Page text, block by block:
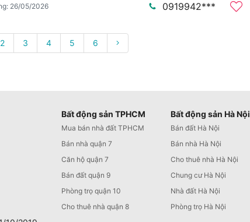
26/05/2026 0919942***
2 3 4 5 6
Bất động sản TPHCM
Mua bán nhà đất TPHCM
Bán nhà quận 7
Căn hộ quận 7
Bán đất quận 9
Phòng trọ quận 10
Cho thuê nhà quận 8
Bất động sản Hà Nội
Bán đất Hà Nội
Bán nhà Hà Nội
Cho thuê nhà Hà Nội
Chung cư Hà Nội
Nhà đất Hà Nội
Phòng trọ Hà Nội